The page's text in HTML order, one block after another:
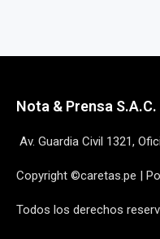
Nota & Prensa S.A.C.
Av. Guardia Civil 1321,
Copyright ©caretas.pe |
Todos los derechos